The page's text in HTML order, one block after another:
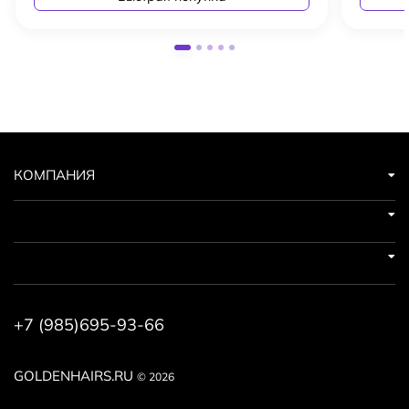
GOLDENHAIRS.RU © 2026
КОМПАНИЯ
+7 (985)695-93-66